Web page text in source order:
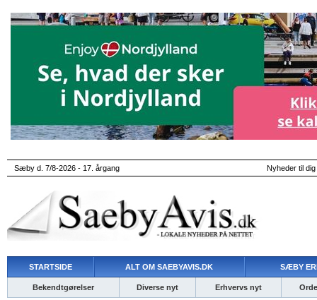
Sæby d. 7/8-2026 - 17. årgang Nyheder til
STARTSIDE ALT OM SAEBYAVIS.DK SÆBY
Bekendtgørelser Diverse nyt Erhvervs nyt